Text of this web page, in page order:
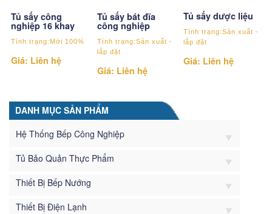
Tủ sấy công
nghiệp 16 khay
Tình trạng:Mới 100%
Giá: Liên hệ
Tủ sấy bát đĩa
công nghiệp
Tình trạng:Sản xuất -
lắp đặt
Giá: Liên hệ
Tủ sấy dược liệu
Tình trạng:Sản xuất -
lắp đặt
Giá: Liên hệ
DANH MỤC SẢN PHẨM
Hệ Thống Bếp Công Nghiệp
Tủ Bảo Quản Thực Phẩm
Thiết Bị Bếp Nướng
Thiết Bị Điện Lạnh